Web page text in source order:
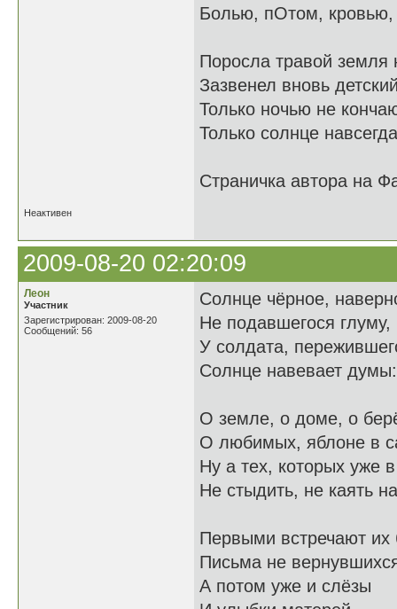
Болью, пОтом,
Поросла травой земля
Зазвенел вновь
Только ночью не
Только солнце
Страничка автора на
Неактивен
2009-08-20 02:20:09
Леон
Участник
Зарегистрирован: 2009-08-20
Сообщений: 56
Солнце чёрное,
Не подавшегося глуму,
У солдата,
Солнце навевает думы:
О земле, о доме, о
О любимых, яблоне в
Ну а тех, которых уже
Не стыдить, не каять
Первыми встречают их
Письма не
А потом уже и слёзы